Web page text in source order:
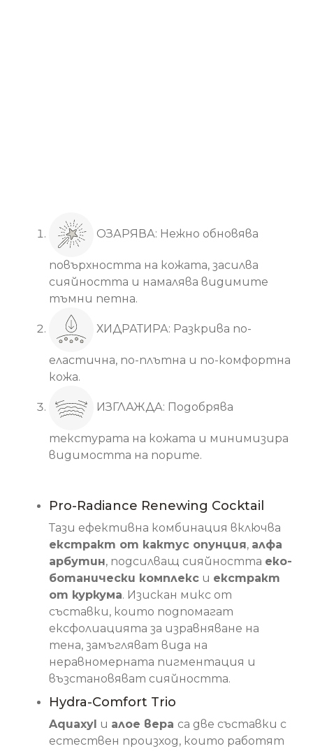
ОЗАРЯВА: Нежно обновява
повърхността на кожата, засилва
сияйността и намалява видимите
тъмни петна.
ХИДРАТИРА: Разкрива по-
еластична, по-плътна и по-комфортна
кожа.
ИЗГЛАЖДА: Подобрява
текстурата на кожата и минимизира
видимостта на порите.
Pro-Radiance Renewing Cocktail
Тази ефективна комбинация включва
екстракт от кактус опунция, алфа
арбутин, подсилващ сияйността еко-
ботанически комплекс и екстракт
от куркума. Изискан микс от
съставки, които подпомагат
ексфолиацията за изравняване на
тена, замъгляват вида на
неравномерната пигментация и
възстановяват сияйността.
Hydra-Comfort Trio
Aquaxyl и алое вера са две съставки с
естествен произход, които работят